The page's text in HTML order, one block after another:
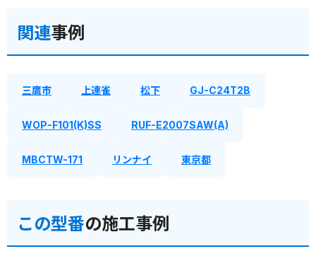
関連事例
三鷹市 上連雀 松下 GJ-C24T2B
WOP-F101(K)SS RUF-E2007SAW(A)
MBCTW-171 リンナイ 東京都
この型番の施工事例